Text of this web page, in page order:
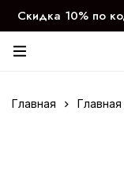
Скидка 10% по
Главная Главная